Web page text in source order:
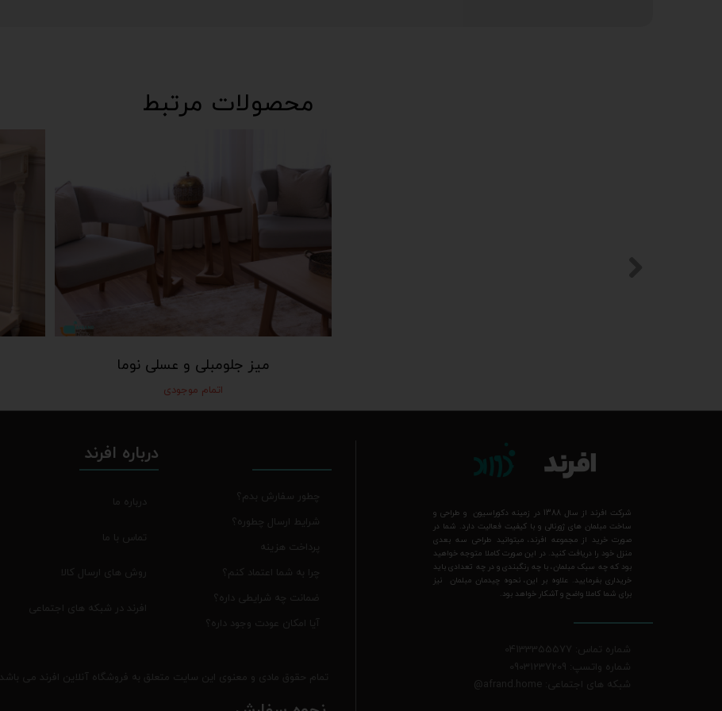
میز جلومبلی و عسلی نوما
اتمام موجودی
محصولات مرتبط
شرکت افرند از سال 1388 در زمینه دکوراسیون و طراحی و
ساخت مبلمان های ژورنالی و با کیفیت فعالیت دارد. شما در
صورت خرید از مجموعه افرند، میتوانید طراحی سه بعدی
منزل خود را دریافت کنید. در این صورت کاملا متوجه خواهید
بود که چه سبک مبلمان، با چه رنگبندی و در چه تعدادی باید
خریداری بفرمایید. علاوه بر این، نحوه چیدمان مبلمان نیز
برای شما کاملا واضح و آشکار خواهد بود.
شماره تماس: 04133355577
شماره واتسپ: 09031237209
شبکه های اجتماعی: afrand.home
@
چطور سفارش بدم؟
شرایط ارسال چطوره؟
پرداخت هزینه
چرا به شما اعتماد کنم؟
ضمانت چه شرایطی داره؟
آیا امکان عودت وجود داره؟
تمام حقوق مادی و معنوی این سایت متعلق به فروشگاه آنلاین افرند می باشد.
درباره افرند
درباره ما
تماس با ما
روش های ارسال کالا
افرند در شبکه های اجتماعی